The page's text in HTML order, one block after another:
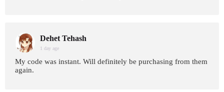
Dehet Tehash
1 day age
My code was instant. Will definitely be purchasing from them
again.